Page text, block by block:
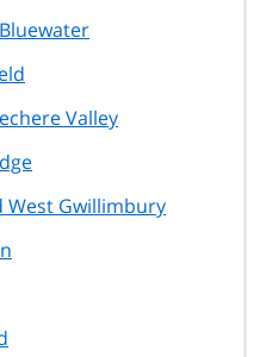
Valley
West Gwillimbury